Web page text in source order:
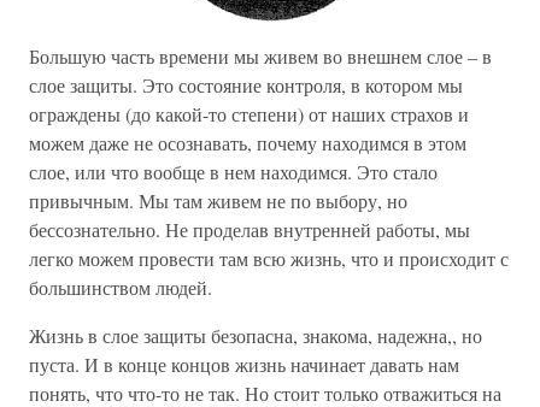
Большую часть времени мы живем во внешнем слое – в
слое защиты. Это состояние контроля, в котором мы
ограждены (до какой-то степени) от наших страхов и
можем даже не осознавать, почему находимся в этом
слое, или что вообще в нем находимся. Это стало
привычным. Мы там живем не по выбору, но
бессознательно. Не проделав внутренней работы, мы
легко можем провести там всю жизнь, что и происходит с
большинством людей.
Жизнь в слое защиты безопасна, знакома, надежна,, но
пуста. И в конце концов жизнь начинает давать нам
понять, что что-то не так. Но стоит только отважиться на